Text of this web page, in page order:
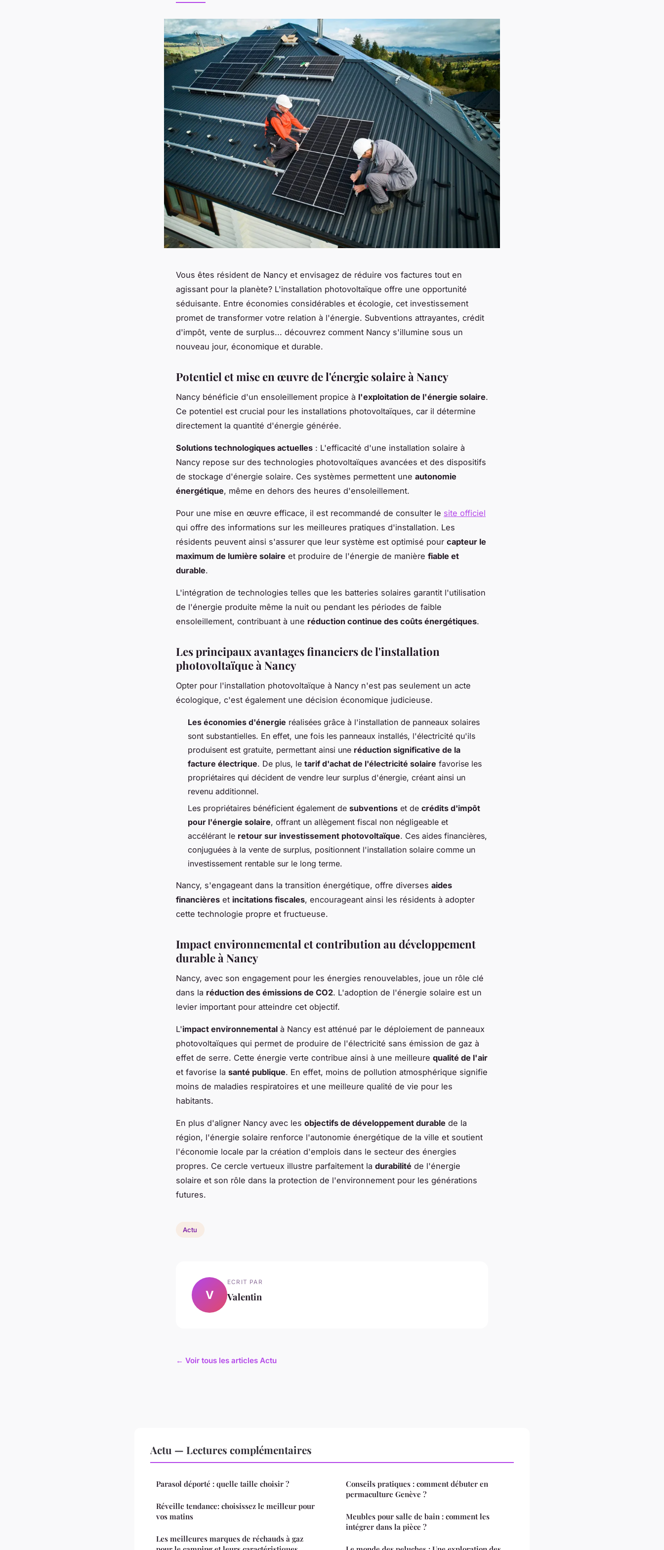
Vous êtes résident de Nancy et envisagez de réduire vos factures tout en
agissant pour la planète? L'installation photovoltaïque offre une opportunité
séduisante. Entre économies considérables et écologie, cet investissement
promet de transformer votre relation à l'énergie. Subventions attrayantes, crédit
d'impôt, vente de surplus... découvrez comment Nancy s'illumine sous un
nouveau jour, économique et durable.
Potentiel et mise en œuvre de l'énergie solaire à Nancy
Nancy bénéficie d'un ensoleillement propice à l'exploitation de l'énergie solaire.
Ce potentiel est crucial pour les installations photovoltaïques, car il détermine
directement la quantité d'énergie générée.
Solutions technologiques actuelles : L'efficacité d'une installation solaire à
Nancy repose sur des technologies photovoltaïques avancées et des dispositifs
de stockage d'énergie solaire. Ces systèmes permettent une autonomie
énergétique, même en dehors des heures d'ensoleillement.
Pour une mise en œuvre efficace, il est recommandé de consulter le site officiel
qui offre des informations sur les meilleures pratiques d'installation. Les
résidents peuvent ainsi s'assurer que leur système est optimisé pour capteur le
maximum de lumière solaire et produire de l'énergie de manière fiable et
durable.
L'intégration de technologies telles que les batteries solaires garantit l'utilisation
de l'énergie produite même la nuit ou pendant les périodes de faible
ensoleillement, contribuant à une réduction continue des coûts énergétiques.
Les principaux avantages financiers de l'installation
photovoltaïque à Nancy
Opter pour l'installation photovoltaïque à Nancy n'est pas seulement un acte
écologique, c'est également une décision économique judicieuse.
Les économies d'énergie réalisées grâce à l'installation de panneaux solaires
sont substantielles. En effet, une fois les panneaux installés, l'électricité qu'ils
produisent est gratuite, permettant ainsi une réduction significative de la
facture électrique. De plus, le tarif d'achat de l'électricité solaire favorise les
propriétaires qui décident de vendre leur surplus d'énergie, créant ainsi un
revenu additionnel.
Les propriétaires bénéficient également de subventions et de crédits d'impôt
pour l'énergie solaire, offrant un allègement fiscal non négligeable et
accélérant le retour sur investissement photovoltaïque. Ces aides financières,
conjuguées à la vente de surplus, positionnent l'installation solaire comme un
investissement rentable sur le long terme.
Nancy, s'engageant dans la transition énergétique, offre diverses aides
financières et incitations fiscales, encourageant ainsi les résidents à adopter
cette technologie propre et fructueuse.
Impact environnemental et contribution au développement
durable à Nancy
Nancy, avec son engagement pour les énergies renouvelables, joue un rôle clé
dans la réduction des émissions de CO2. L'adoption de l'énergie solaire est un
levier important pour atteindre cet objectif.
L'impact environnemental à Nancy est atténué par le déploiement de panneaux
photovoltaïques qui permet de produire de l'électricité sans émission de gaz à
effet de serre. Cette énergie verte contribue ainsi à une meilleure qualité de l'air
et favorise la santé publique. En effet, moins de pollution atmosphérique signifie
moins de maladies respiratoires et une meilleure qualité de vie pour les
habitants.
En plus d'aligner Nancy avec les objectifs de développement durable de la
région, l'énergie solaire renforce l'autonomie énergétique de la ville et soutient
l'économie locale par la création d'emplois dans le secteur des énergies
propres. Ce cercle vertueux illustre parfaitement la durabilité de l'énergie
solaire et son rôle dans la protection de l'environnement pour les générations
futures.
Actu
V
ECRIT PAR
Valentin
← Voir tous les articles Actu
Actu — Lectures complémentaires
Parasol déporté : quelle taille choisir ?
Réveille tendance: choisissez le meilleur pour
vos matins
Les meilleures marques de réchauds à gaz
Conseils pratiques : comment débuter en
permaculture Genève ?
Meubles pour salle de bain : comment les
intégrer dans la pièce ?